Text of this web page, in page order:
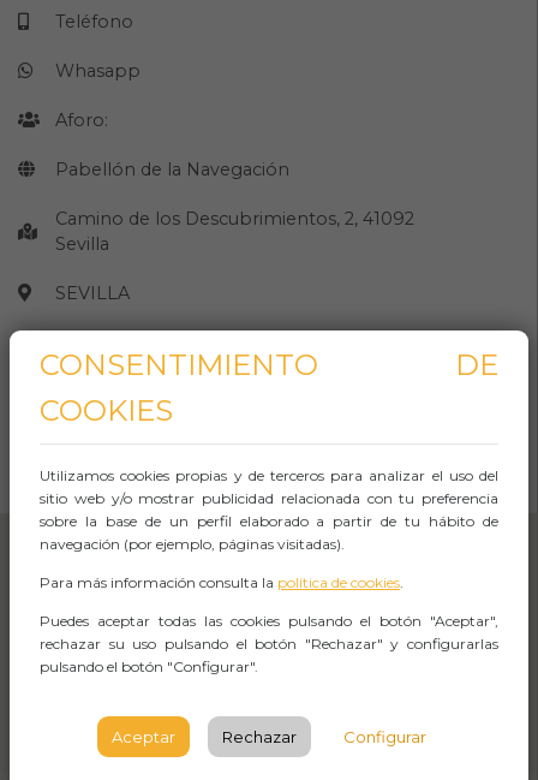
Teléfono
Whasapp
Aforo:
Pabellón de la Navegación
Camino de los Descubrimientos, 2, 41092
Sevilla
SEVILLA
Abrir Navegación
CONSENTIMIENTO DE
COOKIES
Utilizamos cookies propias y de terceros para analizar el uso del
sitio web y/o mostrar publicidad relacionada con tu preferencia
sobre la base de un perfil elaborado a partir de tu hábito de
navegación (por ejemplo, páginas visitadas).
Para más información consulta la política de cookies
Puedes aceptar todas las cookies pulsando el botón "Aceptar",
rechazar su uso pulsando el botón "Rechazar" y configurarlas
pulsando el botón "Configurar".
Aceptar Rechazar Configurar